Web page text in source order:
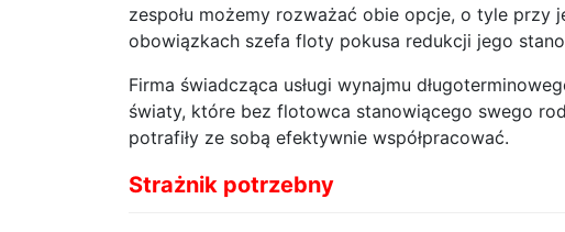
zespołu możemy rozważać obie opcje, o tyle przy
obowiązkach szefa floty pokusa redukcji jego
Firma świadcząca usługi wynajmu
światy, które bez flotowca stanowiącego swego
potrafiły ze sobą efektywnie współpracować.
Strażnik potrzebny